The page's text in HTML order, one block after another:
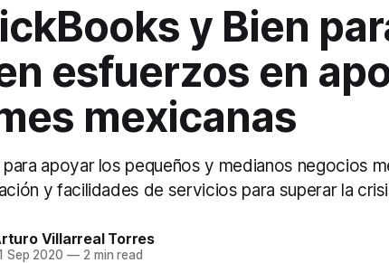
y Bien
esfuerzos en
mexicanas
para apoyar los pequeños y medianos negocios
y facilidades de servicios para superar la
Villarreal Torres
Sep 2020 —2 min read